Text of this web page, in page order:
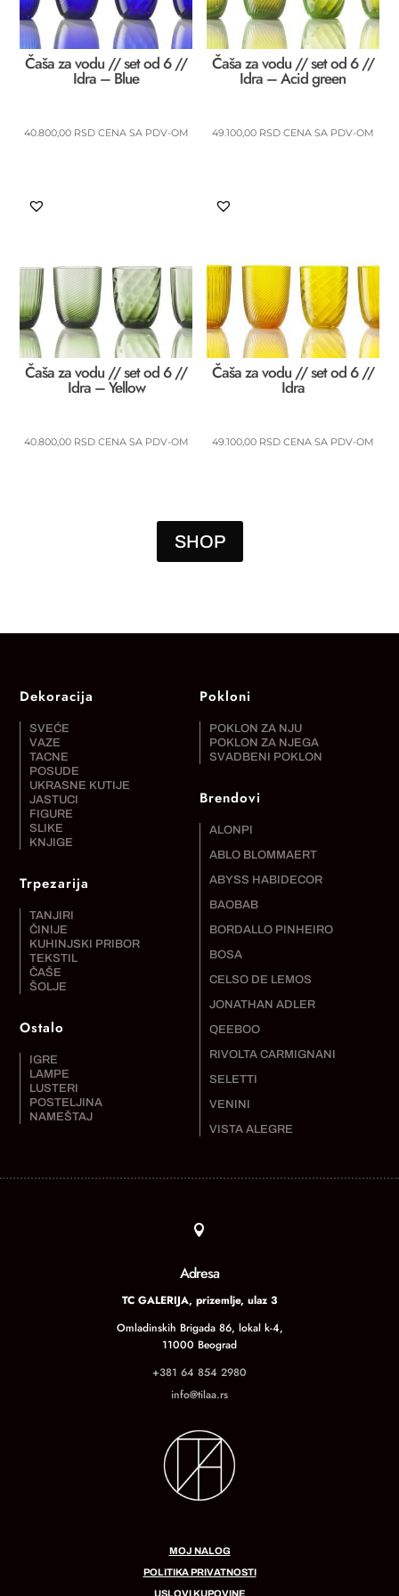
Čaša za vodu // set od 6 //
Idra – Blue
40.800,00 RSD CENA SA PDV-OM
Čaša za vodu // set od 6 //
Idra – Acid green
49.100,00 RSD CENA SA PDV-OM
Čaša za vodu // set od 6 //
Idra – Yellow
40.800,00 RSD CENA SA PDV-OM
Čaša za vodu // set od 6 //
Idra
49.100,00 RSD CENA SA PDV-OM
SHOP
Dekoracija
SVEĆE
VAZE
TACNE
POSUDE
UKRASNE KUTIJE
JASTUCI
FIGURE
SLIKE
KNJIGE
Trpezarija
TANJIRI
ČINIJE
KUHINJSKI PRIBOR
TEKSTIL
ČAŠE
ŠOLJE
Ostalo
IGRE
LAMPE
LUSTERI
POSTELJINA
NAMEŠTAJ
Pokloni
POKLON ZA NJU
POKLON ZA NJEGA
SVADBENI POKLON
Brendovi
ALONPI
ABLO BLOMMAERT
ABYSS HABIDECOR
BAOBAB
BORDALLO PINHEIRO
BOSA
CELSO DE LEMOS
JONATHAN ADLER
QEEBOO
RIVOLTA CARMIGNANI
SELETTI
VENINI
VISTA ALEGRE

Adresa
TC GALERIJA, prizemlje, ulaz 3
Omladinskih Brigada 86, lokal k-4,
11000 Beograd
+381 64 854 2980
info@tilaa.rs
MOJ NALOG
POLITIKA PRIVATNOSTI
USLOVI KUPOVINE